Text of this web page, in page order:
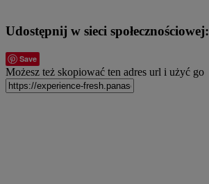
Udostępnij w sieci społecznościowej:
Save
Możesz też skopiować ten adres url i użyć go